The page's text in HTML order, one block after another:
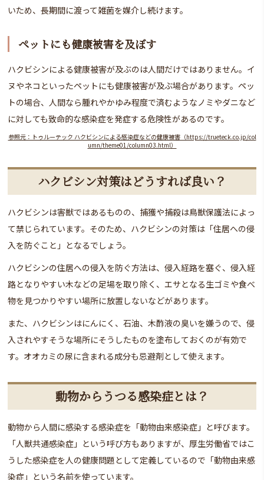
いため、長期間に渡って雑菌を媒介し続けます。
ペットにも健康被害を及ぼす
ハクビシンによる健康被害が及ぶのは人間だけではありません。イ
ヌやネコといったペットにも健康被害が及ぶ場合があります。ペッ
トの場合、人間なら腫れやかゆみ程度で済むようなノミやダニなど
に対しても致命的な感染症を発症する危険性があるのです。
参照元：トゥルーテック ハクビシンによる感染症などの健康被害（https://trueteck.co.jp/col
umn/theme01/column03.html）
ハクビシン対策はどうすれば良い？
ハクビシンは害獣ではあるものの、捕獲や捕殺は鳥獣保護法によっ
て禁じられています。そのため、ハクビシンの対策は「住居への侵
入を防ぐこと」となるでしょう。
ハクビシンの住居への侵入を防ぐ方法は、侵入経路を塞ぐ、侵入経
路となりやすい木などの足場を取り除く、エサとなる生ゴミや食べ
物を見つかりやすい場所に放置しないなどがあります。
また、ハクビシンはにんにく、石油、木酢液の臭いを嫌うので、侵
入されやすそうな場所にそうしたものを塗布しておくのが有効で
す。オオカミの尿に含まれる成分も忌避剤として使えます。
動物からうつる感染症とは？
動物から人間に感染する感染症を「動物由来感染症」と呼びます。
「人獣共通感染症」という呼び方もありますが、厚生労働省ではこ
うした感染症を人の健康問題として定義しているので「動物由来感
染症」という名前を使っています。